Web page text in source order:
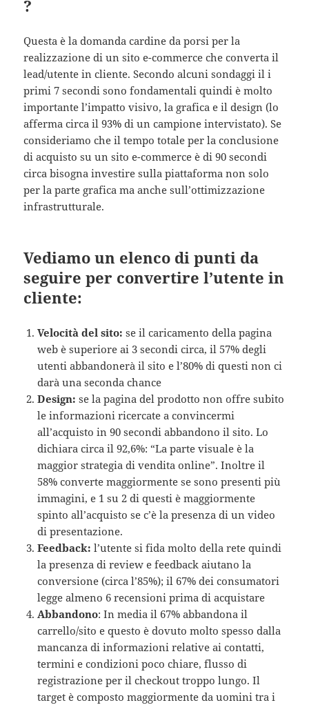
?
Questa è la domanda cardine da porsi per la
realizzazione di un sito e-commerce che converta il
lead/utente in cliente. Secondo alcuni sondaggi il i
primi 7 secondi sono fondamentali quindi è molto
importante l’impatto visivo, la grafica e il design (lo
afferma circa il 93% di un campione intervistato). Se
consideriamo che il tempo totale per la conclusione
di acquisto su un sito e-commerce è di 90 secondi
circa bisogna investire sulla piattaforma non solo
per la parte grafica ma anche sull’ottimizzazione
infrastrutturale.
Vediamo un elenco di punti da
seguire per convertire l’utente in
cliente:
Velocità del sito:se il caricamento della pagina
web è superiore ai 3 secondi circa, il 57% degli
utenti abbandonerà il sito e l’80% di questi non ci
darà una seconda chance
Design:se la pagina del prodotto non offre subito
le informazioni ricercate a convincermi
all’acquisto in 90 secondi abbandono il sito. Lo
dichiara circa il 92,6%: “La parte visuale è la
maggior strategia di vendita online”. Inoltre il
58% converte maggiormente se sono presenti più
immagini, e 1 su 2 di questi è maggiormente
spinto all’acquisto se c’è la presenza di un video
di presentazione.
Feedback: l’utente si fida molto della rete quindi
la presenza di review e feedback aiutano la
conversione (circa l’85%); il 67% dei consumatori
legge almeno 6 recensioni prima di acquistare
Abbandono: In media il 67% abbandona il
carrello/sito e questo è dovuto molto spesso dalla
mancanza di informazioni relative ai contatti,
termini e condizioni poco chiare, flusso di
registrazione per il checkout troppo lungo. Il
target è composto maggiormente da uomini tra i